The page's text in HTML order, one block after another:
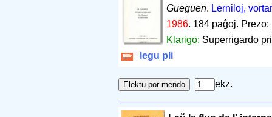
Gueguen. Lerniloj,
1986. 184 paĝoj. Prezo:
Klarigo: Superrigardo
legu pli
ekz.